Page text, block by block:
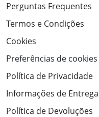
Perguntas Frequentes
Termos e Condições
Cookies
Preferências de cookies
Política de Privacidade
Informações de Entrega
Política de Devoluções